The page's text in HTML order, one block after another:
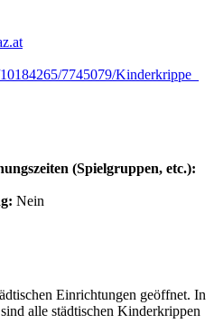
7745079/Kinderkrippe_
(Spielgruppen, etc.):
Nein
Einrichtungen geöffnet. In
alle städtischen Kinderkrippen